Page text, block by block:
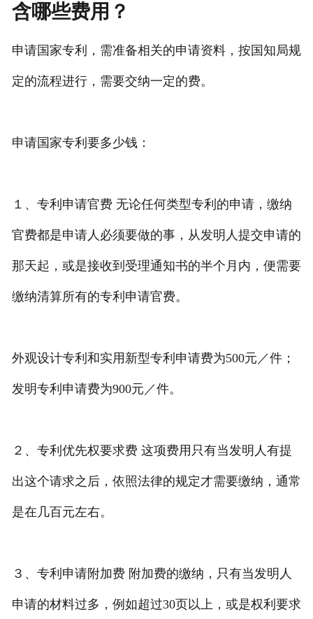
含哪些费用？
申请国家专利，需准备相关的申请资料，按国知局规
定的流程进行，需要交纳一定的费。
申请国家专利要多少钱：
１、专利申请官费 无论任何类型专利的申请，缴纳
官费都是申请人必须要做的事，从发明人提交申请的
那天起，或是接收到受理通知书的半个月内，便需要
缴纳清算所有的专利申请官费。
外观设计专利和实用新型专利申请费为500元／件；
发明专利申请费为900元／件。
２、专利优先权要求费 这项费用只有当发明人有提
出这个请求之后，依照法律的规定才需要缴纳，通常
是在几百元左右。
３、专利申请附加费 附加费的缴纳，只有当发明人
申请的材料过多，例如超过30页以上，或是权利要求